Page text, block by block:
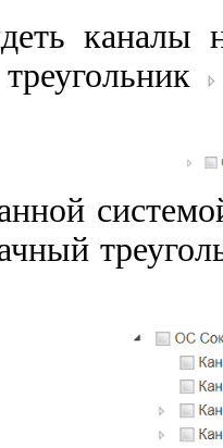
каналы